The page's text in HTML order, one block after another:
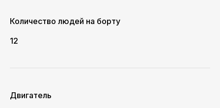
Количество людей на борту
12
Двигатель